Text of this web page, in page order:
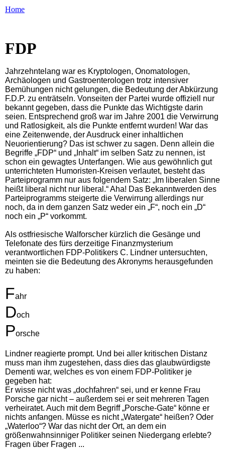
Home
FDP
Jahrzehntelang war es Kryptologen, Onomatologen,
Archäologen und Gastroenterologen trotz intensiver
Bemühungen nicht gelungen, die Bedeutung der Abkürzung
F.D.P. zu enträtseln. Vonseiten der Partei wurde offiziell nur
bekannt gegeben, dass die Punkte das Wichtigste darin
seien. Entsprechend groß war im Jahre 2001 die Verwirrung
und Ratlosigkeit, als die Punkte entfernt wurden! War das
eine Zeitenwende, der Ausdruck einer inhaltlichen
Neuorientierung? Das ist schwer zu sagen. Denn allein die
Begriffe „FDP“ und „Inhalt“ im selben Satz zu nennen, ist
schon ein gewagtes Unterfangen. Wie aus gewöhnlich gut
unterrichteten Humoristen-Kreisen verlautet, besteht das
Parteiprogramm nur aus folgendem Satz: „Im liberalen Sinne
heißt liberal nicht nur liberal.“ Aha! Das Bekanntwerden des
Parteiprogramms steigerte die Verwirrung allerdings nur
noch, da in dem ganzen Satz weder ein „F“, noch ein „D“
noch ein „P“ vorkommt.
Als ostfriesische Walforscher kürzlich die Gesänge und
Telefonate des fürs derzeitige Finanzmysterium
verantwortlichen FDP-Politikers C. Lindner untersuchten,
meinten sie die Bedeutung des Akronyms herausgefunden
zu haben:
Fahr
Doch
Porsche
Lindner reagierte prompt. Und bei aller kritischen Distanz
muss man ihm zugestehen, dass dies das glaubwürdigste
Dementi war, welches es von einem FDP-Politiker je
gegeben hat:
Er wisse nicht was „dochfahren“ sei, und er kenne Frau
Porsche gar nicht – außerdem sei er seit mehreren Tagen
verheiratet. Auch mit dem Begriff „Porsche-Gate“ könne er
nichts anfangen. Müsse es nicht „Watergate“ heißen? Oder
„Waterloo“? War das nicht der Ort, an dem ein
größenwahnsinniger Politiker seinen Niedergang erlebte?
Fragen über Fragen ...